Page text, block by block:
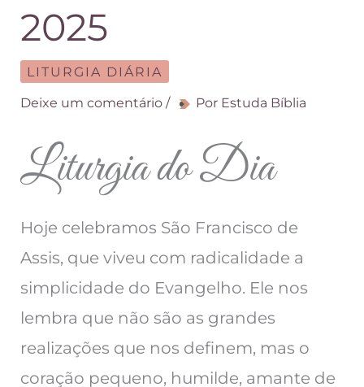
2025
LITURGIA DIÁRIA
Deixe um comentário / Por Estuda Bíblia
Liturgia do Dia
Hoje celebramos São Francisco de
Assis, que viveu com radicalidade a
simplicidade do Evangelho. Ele nos
lembra que não são as grandes
realizações que nos definem, mas o
coração pequeno, humilde, amante de